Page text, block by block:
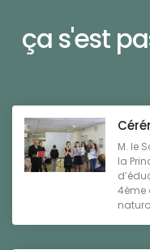
ça s'est
M. le
la
4ème